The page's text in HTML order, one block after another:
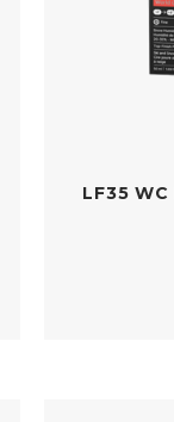
LF35 WC